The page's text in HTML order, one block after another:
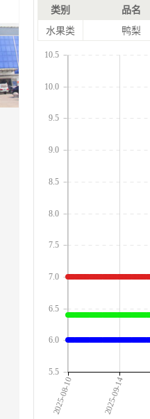
类别
品名
水果类
鸭梨
2025-08-10 2025-09-14
5.5
6.0
6.5
7.0
7.5
8.0
8.5
9.0
9.5
10.0
10.5